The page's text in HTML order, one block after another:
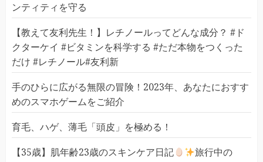
ンティティを守る
【教えて友利先生！】レチノールってどんな成分？ #ド
クターケイ #ビタミンを科学する #ただ本物をつくった
だけ #レチノール#友利新
手のひらに広がる無限の冒険！2023年、あなたにおすす
めのスマホゲームをご紹介
育毛、ハゲ、薄毛「頭皮」を極める！
【35歳】肌年齢23歳のスキンケア日記
旅行中の